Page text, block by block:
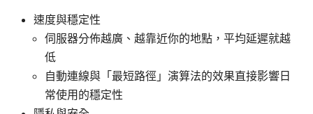
速度與穩定性
伺服器分佈越廣、越靠近你的地點，平均延遲就越
低
自動連線與「最短路徑」演算法的效果直接影響日
常使用的穩定性